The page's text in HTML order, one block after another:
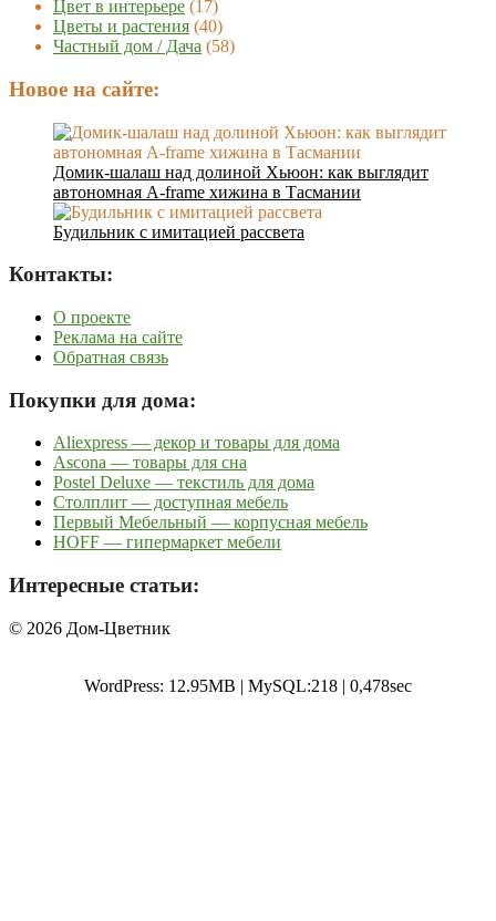
Цвет в интерьере (17)
Цветы и растения (40)
Частный дом / Дача (58)
Новое на сайте:
Домик-шалаш над долиной Хьюон: как выглядит
автономная A-frame хижина в Тасмании
Будильник с имитацией рассвета
Контакты:
О проекте
Реклама на сайте
Обратная связь
Покупки для дома:
Aliexpress — декор и товары для дома
Ascona — товары для сна
Postel Deluxe — текстиль для дома
Столплит — доступная мебель
Первый Мебельный — корпусная мебель
HOFF — гипермаркет мебели
Интересные статьи:
© 2026 Дом-Цветник
WordPress: 12.95MB | MySQL:218 | 0,478sec